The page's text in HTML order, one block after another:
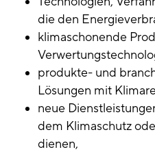
die den
klimaschonende
produkte- und
Lösungen mit
neue
dem Klimaschutz
dienen,